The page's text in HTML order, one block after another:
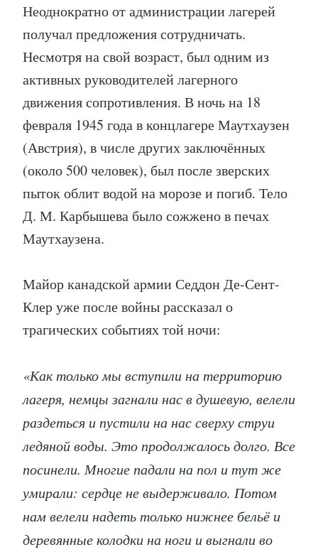
Неоднократно от администрации лагерей
получал предложения сотрудничать.
Несмотря на свой возраст, был одним из
активных руководителей лагерного
движения сопротивления. В ночь на 18
февраля 1945 года в концлагере Маутхаузен
(Австрия), в числе других заключённых
(около 500 человек), был после зверских
пыток облит водой на морозе и погиб. Тело
Д. М. Карбышева было сожжено в печах
Маутхаузена.
Майор канадской армии Седдон Де-Сент-
Клер уже после войны рассказал о
трагических событиях той ночи:
«Как только мы вступили на территорию
лагеря, немцы загнали нас в душевую, велели
раздеться и пустили на нас сверху струи
ледяной воды. Это продолжалось долго. Все
посинели. Многие падали на пол и тут же
умирали: сердце не выдерживало. Потом
нам велели надеть только нижнее бельё и
деревянные колодки на ноги и выгнали во